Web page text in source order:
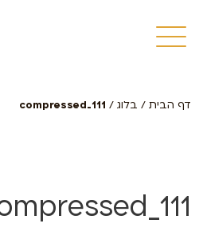
דף הבית / בלוג /
111_compressed
111_compressed